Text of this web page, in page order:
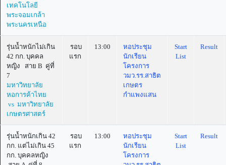
เทคโนโลยี
พระจอมเกล้า
พระนครเหนือ
รุ่นน้ำหนักไม่เกิน
42 กก. บุคคล
หญิง สาย B คู่ที่
7
มหาวิทยาลัย
หอการค้าไทย
vs มหาวิทยาลัย
เกษตรศาสตร์
รอบ
แรก
13:00
หอประชุม
นักเรียน
โครงการ
วมว.รร.สาธิต
เกษตร
กำแพงแสน
Start
List
Result
รุ่นน้ำหนักเกิน 42
กก. แต่ไม่เกิน 45
กก. บุคคลหญิง
รอบ
แรก
13:00
หอประชุม
นักเรียน
โครงการ
Start
List
Result